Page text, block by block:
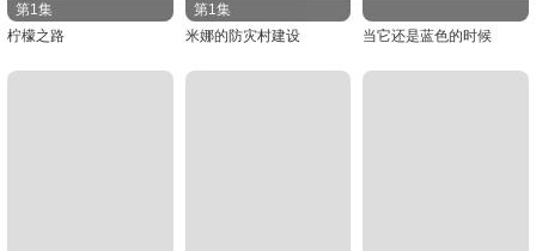
第1集
柠檬之路
第1集
米娜的防灾村建设
当它还是蓝色的时候